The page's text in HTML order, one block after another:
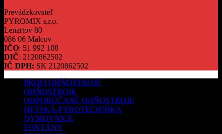
Prevádzkovateľ
PYROMIX s.r.o.
Lenartov 80
086 06 Malcov
IČO: 51 992 108
DIČ: 2120862502
IČ DPH: SK 2120862502
PROFI OHŇOSTROJE
OHŇOSTROJE
ODPORÚČANÉ OHŇOSTROJE
DETSKÁ-PYROTECHNIKA
DYMOVNICE
FONTÁNY